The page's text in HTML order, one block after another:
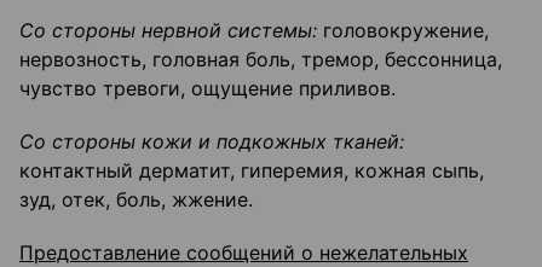
Со стороны нервной системы: головокружение,
нервозность, головная боль, тремор, бессонница,
чувство тревоги, ощущение приливов.
Со стороны кожи и подкожных тканей:
контактный дерматит, гиперемия, кожная сыпь,
зуд, отек, боль, жжение.
Предоставление сообщений о нежелательных